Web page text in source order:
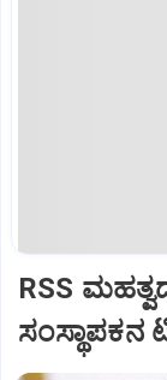
RSS
ಸಂಸ್ಥಾಪಕನ